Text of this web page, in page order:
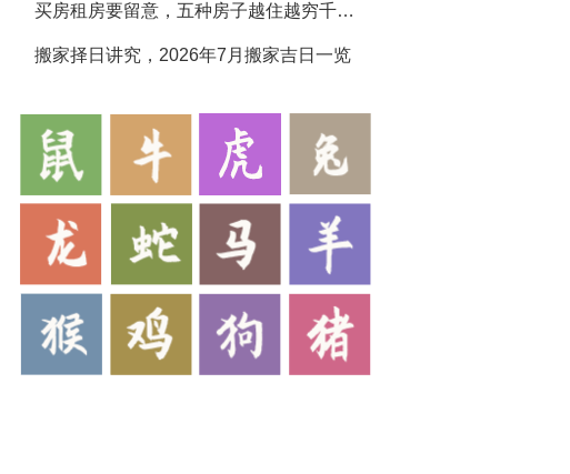
买房租房要留意，五种房子越住越穷千万别选
搬家择日讲究，2026年7月搬家吉日一览